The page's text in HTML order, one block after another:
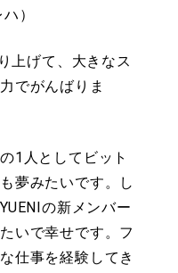
）
上げて、大きなス
でがんばりま
1人としてビット
夢みたいです。し
の新メンバー
いで幸せです。フ
仕事を経験してき